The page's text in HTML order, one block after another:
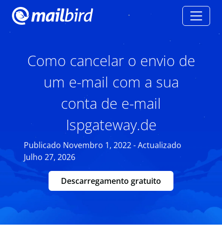
Como cancelar o envio de
um e-mail com a sua
conta de e-mail
Ispgateway.de
Publicado Novembro 1, 2022 - Actualizado
Julho 27, 2026
Descarregamento gratuito